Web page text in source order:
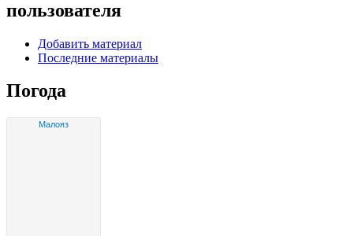
пользователя
Добавить материал
Последние материалы
Погода
Малояз